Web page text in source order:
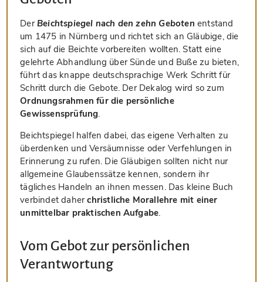
Der Beichtspiegel nach den zehn Geboten entstand
um 1475 in Nürnberg und richtet sich an Gläubige, die
sich auf die Beichte vorbereiten wollten. Statt eine
gelehrte Abhandlung über Sünde und Buße zu bieten,
führt das knappe deutschsprachige Werk Schritt für
Schritt durch die Gebote. Der Dekalog wird so zum
Ordnungsrahmen für die persönliche
Gewissensprüfung.
Beichtspiegel halfen dabei, das eigene Verhalten zu
überdenken und Versäumnisse oder Verfehlungen in
Erinnerung zu rufen. Die Gläubigen sollten nicht nur
allgemeine Glaubenssätze kennen, sondern ihr
tägliches Handeln an ihnen messen. Das kleine Buch
verbindet daherchristliche Morallehre mit einer
unmittelbar praktischen Aufgabe.
Vom Gebot zur persönlichen
Verantwortung